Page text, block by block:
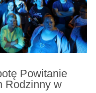
Powitanie
Rodzinny w